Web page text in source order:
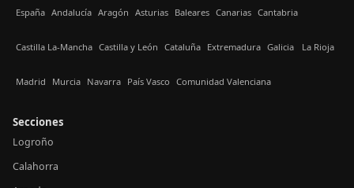
España Andalucía Aragón Asturias Baleares Canarias Cantabria
Castilla La-Mancha Castilla y León Cataluña Extremadura Galicia La Rioja
Madrid Murcia Navarra País Vasco Comunidad Valenciana
Secciones
Logroño
Calahorra